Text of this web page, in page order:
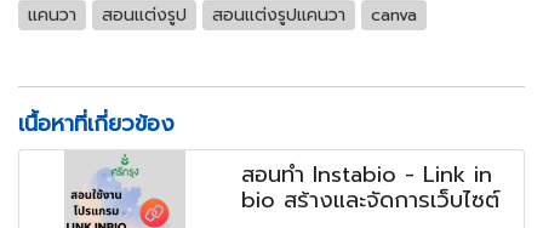
แคนวา สอนแต่งรูป สอนแต่งรูปแคนวา canva
เนื้อหาที่เกี่ยวข้อง
สอนทำ Instabio - Link in
bio สร้างและจัดการเว็บไซต์